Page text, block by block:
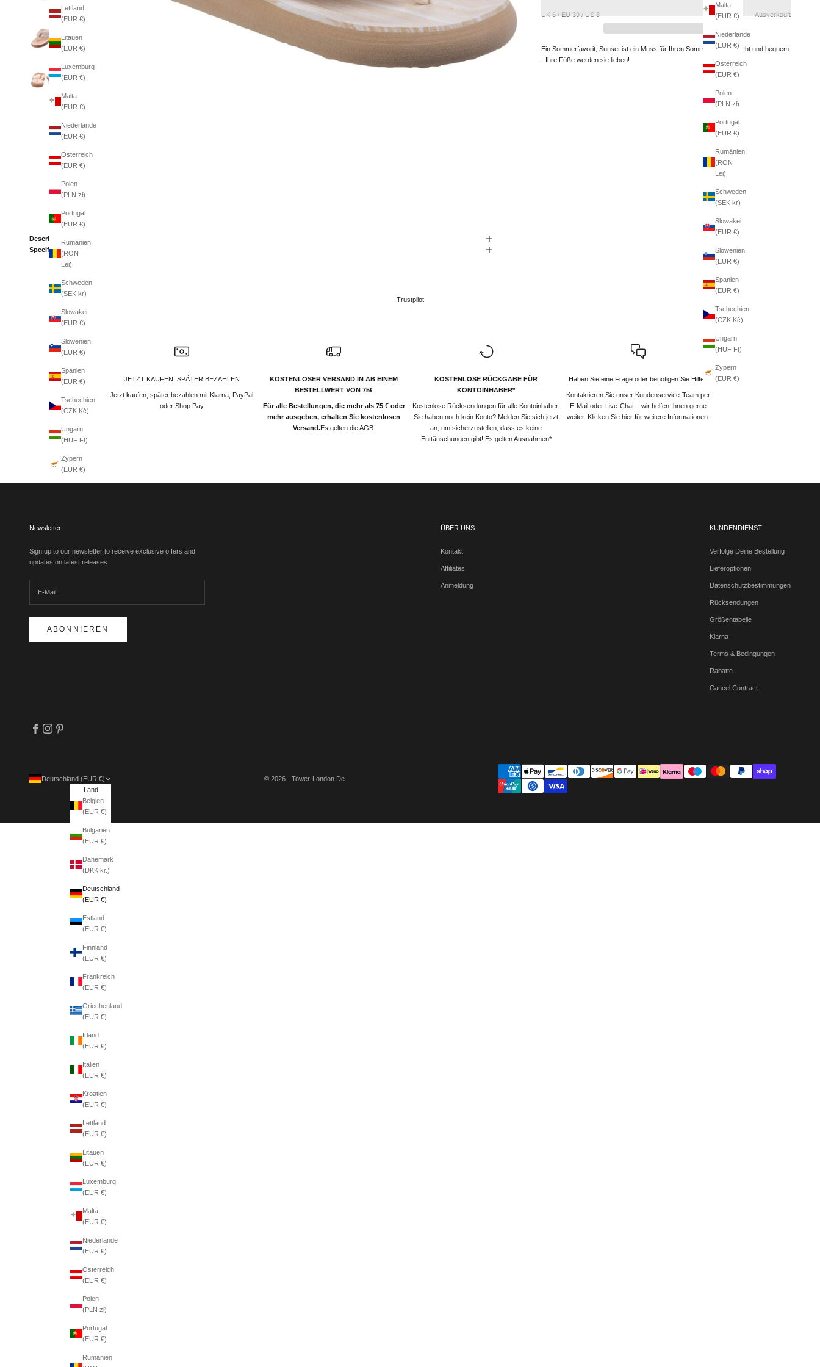
Malta
(EUR €)
Niederlande
(EUR €)
Österreich
(EUR €)
Polen
(PLN zł)
Portugal
(EUR €)
Rumänien
(RON
Lei)
Schweden
(SEK kr)
Slowakei
(EUR €)
Slowenien
(EUR €)
Spanien
(EUR €)
Tschechien
(CZK Kč)
Ungarn
(HUF Ft)
Zypern
(EUR €)
Lettland
(EUR €)
Litauen
(EUR €)
Luxemburg
(EUR €)
Malta
(EUR €)
Niederlande
(EUR €)
Österreich
(EUR €)
Polen
(PLN zł)
Portugal
(EUR €)
Rumänien
(RON
Lei)
Schweden
(SEK kr)
Slowakei
(EUR €)
Slowenien
(EUR €)
Spanien
(EUR €)
Tschechien
(CZK Kč)
Ungarn
(HUF Ft)
Zypern
(EUR €)
UK 6 / EU 39 / US 8 Ausverkauft
Ein Sommerfavorit, Sunset ist ein Muss für Ihren Sommerurlaub. Leicht und bequem
- Ihre Füße werden sie lieben!
Description
Specifications
Trustpilot
JETZT KAUFEN, SPÄTER BEZAHLEN
Jetzt kaufen, später bezahlen mit Klarna, PayPal
oder Shop Pay
KOSTENLOSER VERSAND IN AB EINEM
BESTELLWERT VON 75€
Für alle Bestellungen, die mehr als 75 € oder
mehr ausgeben, erhalten Sie kostenlosen
Versand.Es gelten die AGB.
KOSTENLOSE RÜCKGABE FÜR
KONTOINHABER*
Kostenlose Rücksendungen für alle Kontoinhaber.
Sie haben noch kein Konto? Melden Sie sich jetzt
an, um sicherzustellen, dass es keine
Enttäuschungen gibt! Es gelten Ausnahmen*
Haben Sie eine Frage oder benötigen Sie Hilfe?
Kontaktieren Sie unser Kundenservice-Team per
E-Mail oder Live-Chat – wir helfen Ihnen gerne
weiter. Klicken Sie hier für weitere Informationen.
Newsletter
Sign up to our newsletter to receive exclusive offers and
updates on latest releases
ABONNIEREN
ÜBER UNS
Kontakt
Affiliates
Anmeldung
KUNDENDIENST
Verfolge Deine Bestellung
Lieferoptionen
Datenschutzbestimmungen
Rücksendungen
Größentabelle
Klarna
Terms & Bedingungen
Rabatte
Cancel Contract
Deutschland (EUR €)
Land
Belgien
(EUR €)
Bulgarien
(EUR €)
Dänemark
(DKK kr.)
Deutschland
(EUR €)
Estland
(EUR €)
Finnland
(EUR €)
Frankreich
(EUR €)
Griechenland
(EUR €)
Irland
(EUR €)
Italien
(EUR €)
Kroatien
(EUR €)
Lettland
(EUR €)
Litauen
(EUR €)
Luxemburg
(EUR €)
Malta
(EUR €)
Niederlande
(EUR €)
Österreich
(EUR €)
Polen
(PLN zł)
Portugal
(EUR €)
Rumänien
© 2026 - Tower-London.De